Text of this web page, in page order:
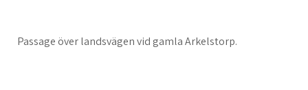
Passage över landsvägen vid gamla Arkelstorp.